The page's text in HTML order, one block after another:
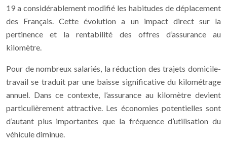
19 a considérablement modifié les habitudes de déplacement
des Français. Cette évolution a un impact direct sur la
pertinence et la rentabilité des offres d’assurance au
kilomètre.
Pour de nombreux salariés, la réduction des trajets domicile-
travail se traduit par une baisse significative du kilométrage
annuel. Dans ce contexte, l’assurance au kilomètre devient
particulièrement attractive. Les économies potentielles sont
d’autant plus importantes que la fréquence d’utilisation du
véhicule diminue.